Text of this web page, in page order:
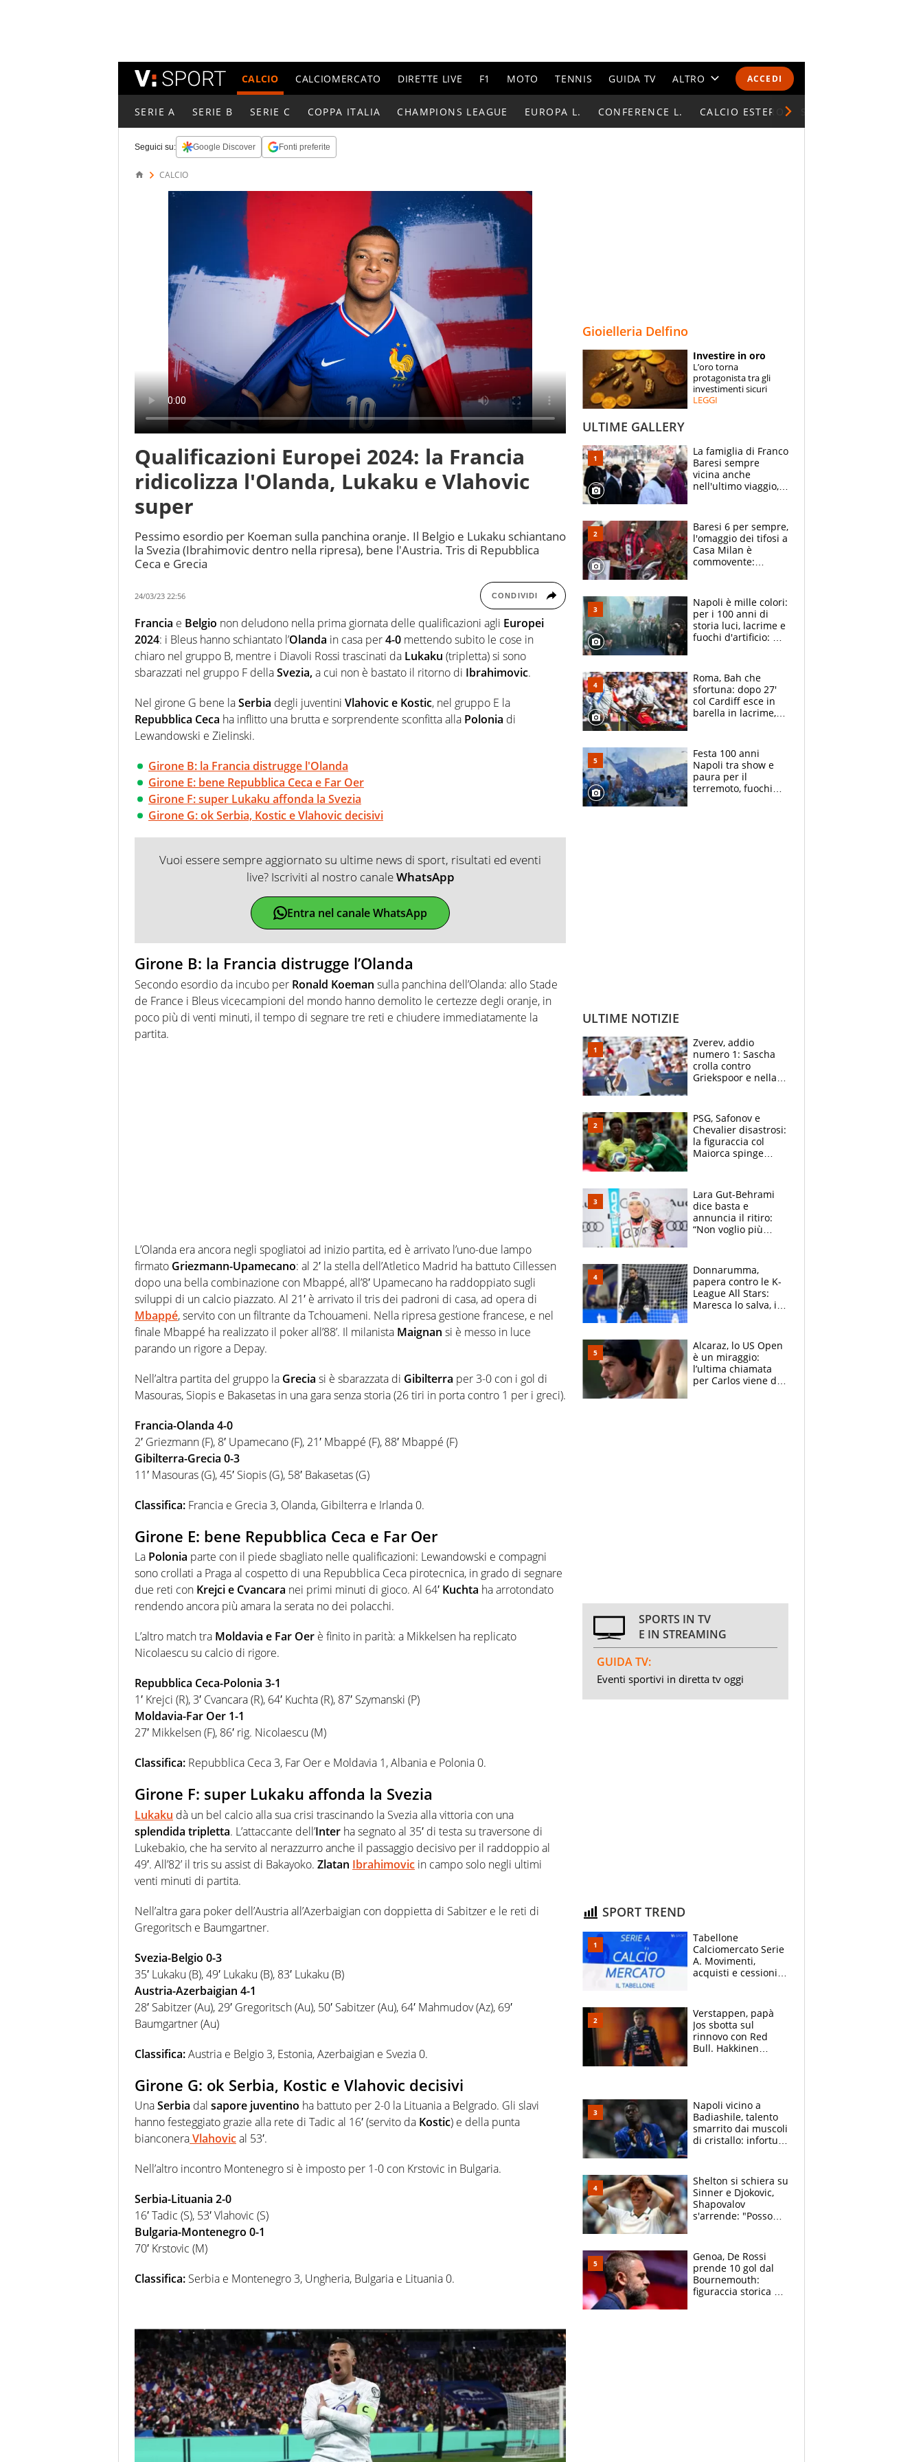
ACCEDI
CALCIO CALCIOMERCATO DIRETTE LIVE F1 MOTO TENNIS GUIDA TV ALTRO
CALENDARI E CLASSIFICHE
ESPERTI
CONTATTI
SERIE A SERIE B SERIE C COPPA ITALIA CHAMPIONS LEAGUE EUROPA L. CONFERENCE L. CALCIO ESTERO
Seguici su: Google Discover Fonti preferite
CALCIO
Qualificazioni Europei 2024: la Francia
ridicolizza l'Olanda, Lukaku e Vlahovic
super
Pessimo esordio per Koeman sulla panchina oranje. Il Belgio e Lukaku schiantano
la Svezia (Ibrahimovic dentro nella ripresa), bene l'Austria. Tris di Repubblica
Ceca e Grecia
24/03/23 22:56 CONDIVIDI
Francia e Belgio non deludono nella prima giornata delle qualificazioni agli Europei
2024: i Bleus hanno schiantato l’Olanda in casa per4-0 mettendo subito le cose in
chiaro nel gruppo B, mentre i Diavoli Rossi trascinati da Lukaku (tripletta) si sono
sbarazzati nel gruppo F dellaSvezia,a cui non è bastato il ritorno di Ibrahimovic.
Nel girone G bene laSerbia degli juventini Vlahovic e Kostic, nel gruppo E la
Repubblica Ceca ha inflitto una brutta e sorprendente sconfitta alla Polonia di
Lewandowski e Zielinski.
Girone B: la Francia distrugge l'Olanda
Girone E: bene Repubblica Ceca e Far Oer
Girone F: super Lukaku affonda la Svezia
Girone G: ok Serbia, Kostic e Vlahovic decisivi
Vuoi essere sempre aggiornato su ultime news di sport, risultati ed eventi
live? Iscriviti al nostro canaleWhatsApp
Entra nel canale WhatsApp
Girone B: la Francia distrugge l’Olanda
Secondo esordio da incubo per Ronald Koeman sulla panchina dell’Olanda: allo Stade
de France i Bleus vicecampioni del mondo hanno demolito le certezze degli oranje, in
poco più di venti minuti, il tempo di segnare tre reti e chiudere immediatamente la
partita.
L’Olanda era ancora negli spogliatoi ad inizio partita, ed è arrivato l’uno-due lampo
firmato Griezmann-Upamecano: al 2′ la stella dell’Atletico Madrid ha battuto Cillessen
dopo una bella combinazione con Mbappé, all’8′ Upamecano ha raddoppiato sugli
sviluppi di un calcio piazzato. Al 21′ è arrivato il tris dei padroni di casa, ad opera di
Mbappé, servito con un filtrante da Tchouameni. Nella ripresa gestione francese, e nel
finale Mbappé ha realizzato il poker all’88’. Il milanista Maignan si è messo in luce
parando un rigore a Depay.
Nell’altra partita del gruppo la Grecia si è sbarazzata di Gibilterra per 3-0 con i gol di
Masouras, Siopis e Bakasetas in una gara senza storia (26 tiri in porta contro 1 per i greci).
Francia-Olanda 4-0
2′ Griezmann (F), 8′ Upamecano (F), 21′ Mbappé (F), 88′ Mbappé (F)
Gibilterra-Grecia 0-3
11′ Masouras (G), 45′ Siopis (G), 58′ Bakasetas (G)
Classifica: Francia e Grecia 3, Olanda, Gibilterra e Irlanda 0.
Girone E: bene Repubblica Ceca e Far Oer
La Polonia parte con il piede sbagliato nelle qualificazioni: Lewandowski e compagni
sono crollati a Praga al cospetto di una Repubblica Ceca pirotecnica, in grado di segnare
due reti con Krejci e Cvancara nei primi minuti di gioco. Al 64′ Kuchta ha arrotondato
rendendo ancora più amara la serata no dei polacchi.
L’altro match tra Moldavia e Far Oer è finito in parità: a Mikkelsen ha replicato
Nicolaescu su calcio di rigore.
Repubblica Ceca-Polonia 3-1
1′ Krejci (R), 3′ Cvancara (R), 64′ Kuchta (R), 87′ Szymanski (P)
Moldavia-Far Oer 1-1
27′ Mikkelsen (F), 86′ rig. Nicolaescu (M)
Classifica: Repubblica Ceca 3, Far Oer e Moldavia 1, Albania e Polonia 0.
Girone F: super Lukaku affonda la Svezia
Lukaku dà un bel calcio alla sua crisi trascinando la Svezia alla vittoria con una
splendida tripletta. L’attaccante dell’Inter ha segnato al 35′ di testa su traversone di
Lukebakio, che ha servito al nerazzurro anche il passaggio decisivo per il raddoppio al
49′. All’82’ il tris su assist di Bakayoko. Zlatan Ibrahimovic in campo solo negli ultimi
venti minuti di partita.
Nell’altra gara poker dell’Austria all’Azerbaigian con doppietta di Sabitzer e le reti di
Gregoritsch e Baumgartner.
Svezia-Belgio 0-3
35′ Lukaku (B), 49′ Lukaku (B), 83′ Lukaku (B)
Austria-Azerbaigian 4-1
28′ Sabitzer (Au), 29′ Gregoritsch (Au), 50′ Sabitzer (Au), 64′ Mahmudov (Az), 69′
Baumgartner (Au)
Classifica:Austria e Belgio 3, Estonia, Azerbaigian e Svezia 0.
Girone G: ok Serbia, Kostic e Vlahovic decisivi
UnaSerbia dal sapore juventino ha battuto per 2-0 la Lituania a Belgrado. Gli slavi
hanno festeggiato grazie alla rete di Tadic al 16′ (servito da Kostic) e della punta
bianconeraVlahovical 53′.
Nell’altro incontro Montenegro si è imposto per 1-0 con Krstovic in Bulgaria.
Serbia-Lituania 2-0
16′ Tadic (S), 53′ Vlahovic (S)
Bulgaria-Montenegro 0-1
70′ Krstovic (M)
Classifica: Serbia e Montenegro 3, Ungheria, Bulgaria e Lituania 0.
Gioielleria Delfino
Investire in oro
L’oro torna
protagonista tra gli
investimenti sicuri
LEGGI
ULTIME GALLERY
La famiglia di Franco
Baresi sempre
vicina anche
nell'ultimo viaggio,
circondati
dall'affetto dei tifosi
Baresi 6 per sempre,
l'omaggio dei tifosi a
Casa Milan è
commovente:
bigliettini
Napoli è mille colori:
per i 100 anni di
storia luci, lacrime e
fuochi d'artificio: De
Roma, Bah che
sfortuna: dopo 27'
col Cardiff esce in
barella in lacrime,
prendono 3 gol in
45'
Festa 100 anni
Napoli tra show e
paura per il
terremoto, fuochi
ULTIME NOTIZIE
Zverev, addio
numero 1: Sascha
crolla contro
Griekspoor e nella
terzo. Quanti malori
a Montreal
PSG, Safonov e
Chevalier disastrosi:
la figuraccia col
Maiorca spinge
rischio beffa
Lara Gut-Behrami
dice basta e
annuncia il ritiro:
“Non voglio più
Brignone
Donnarumma,
papera contro le K-
League All Stars:
Maresca lo salva, i
Alcaraz, lo US Open
è un miraggio:
l’ultima chiamata
per Carlos viene da
SPORTS IN TV
E IN STREAMING
GUIDA TV:
Eventi sportivi in diretta tv oggi
SPORT TREND
Tabellone
Calciomercato Serie
A. Movimenti,
acquisti e cessioni:
Verstappen, papà
Jos sbotta sul
rinnovo con Red
Bull. Hakkinen
Napoli vicino a
Badiashile, talento
smarrito dai muscoli
di cristallo: infortuni
Shelton si schiera su
Sinner e Djokovic,
Shapovalov
s'arrende: "Posso
Genoa, De Rossi
prende 10 gol dal
Bournemouth:
figuraccia storica ed